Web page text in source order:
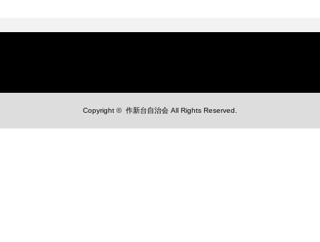
Copyright © 作新台自治会 All Rights Reserved.